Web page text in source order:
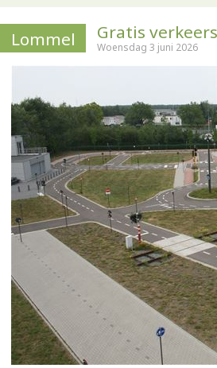
Lommel Gratis
Woensdag 3 juni 2026